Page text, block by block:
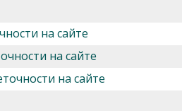
на сайте
на сайте
на сайте